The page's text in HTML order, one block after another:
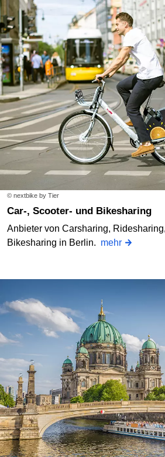
© nextbike by Tier
Car-, Scooter- und Bikesharing
Anbieter von Carsharing,
Bikesharing in Berlin. mehr